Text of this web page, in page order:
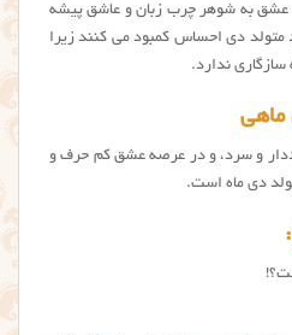
عشق به شوهر چرب زبان و عاشق پیشه
متولد دی احساس کمبود می کنند زیرا
ندارد.
و سرد، و در عرصه عشق کم حرف و
دی ماه است.